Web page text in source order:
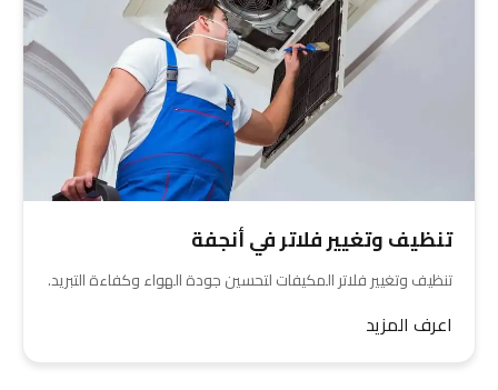
تنظيف وتغيير فلاتر في أنجفة
تنظيف وتغيير فلاتر المكيفات لتحسين جودة الهواء وكفاءة التبريد.
اعرف المزيد